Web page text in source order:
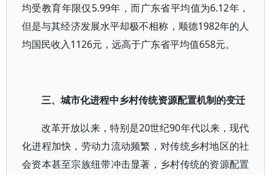
均受教育年限仅5.99年，而广东省平均值为6.12年，
但是与其经济发展水平却极不相称，顺德1982年的人
均国民收入1126元，远高于广东省平均值658元。
三、城市化进程中乡村传统资源配置机制的变迁
改革开放以来，特别是20世纪90年代以来，现代
化进程加快，劳动力流动频繁，对传统乡村地区的社
会资本甚至宗族纽带冲击显著，乡村传统的资源配置